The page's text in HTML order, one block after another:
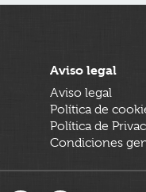
Aviso legal
Aviso legal
Política de
Política de
Condiciones